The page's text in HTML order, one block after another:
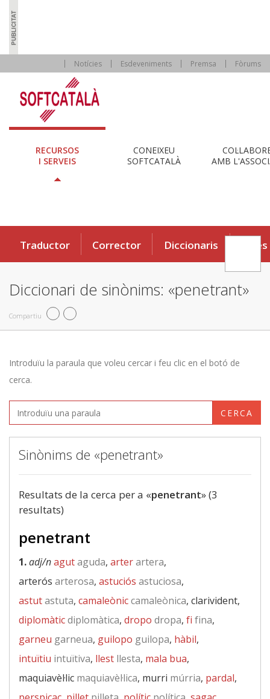
Notícies Esdeveniments Premsa Fòrums
RECURSOS
I SERVEIS
CONEIXEU
SOFTCATALÀ
AMB
Traductor Corrector Diccionaris Eines
Diccionari de sinònims: «penetrant»
Compartiu
Introduïu la paraula que voleu cercar i feu clic en el botó de
cerca.
CERCA
Sinònims de «penetrant»
Resultats de la cerca per a «penetrant» (3
resultats)
penetrant
1.adj/nagutaguda, arterartera,
arterós arterosa, astuciós astuciosa,
astutastuta, camaleòniccamaleònica, clarivident,
diplomàticdiplomàtica, dropo dropa, fi fina,
garneu garneua, guilopo guilopa, hàbil,
intuïtiu intuïtiva, llest llesta, mala bua,
maquiavèl·lic maquiavèl·lica, murri múrria, pardal,